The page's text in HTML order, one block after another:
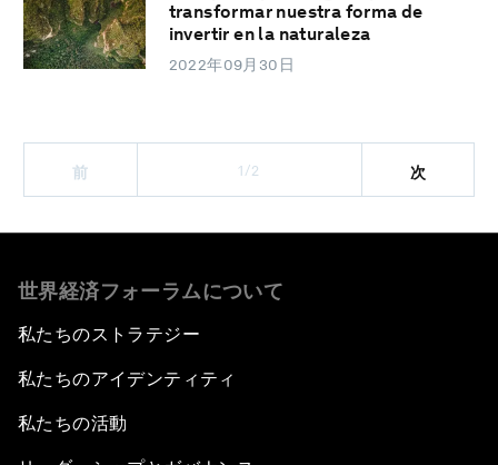
transformar nuestra forma de
invertir en la naturaleza
2022年09月30日
前 1/2 次
世界経済フォーラムについて
私たちのストラテジー
私たちのアイデンティティ
私たちの活動